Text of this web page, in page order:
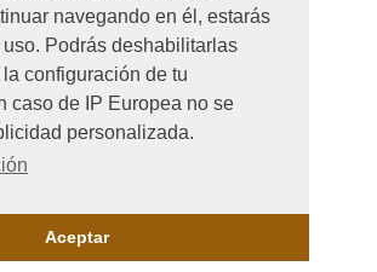
navegando en él, estarás
Podrás deshabilitarlas
configuración de tu
caso de IP Europea no se
personalizada.
Aceptar